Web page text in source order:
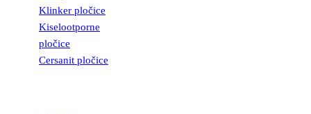
Klinker pločice
Kiselootporne
pločice
Cersanit pločice